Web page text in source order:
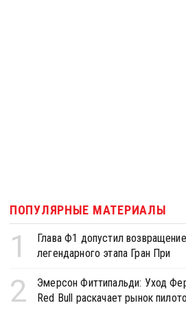
ПОПУЛЯРНЫЕ МАТЕРИАЛЫ
1
Глава Ф1 допустил
легендарного этапа Гран При
2
Эмерсон Фиттипальди: Уход
Red Bull раскачает рынок